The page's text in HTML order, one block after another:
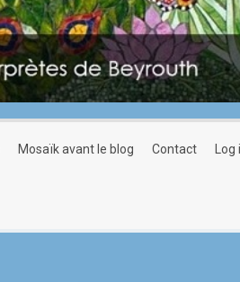
mosaïk avant le blog contact log